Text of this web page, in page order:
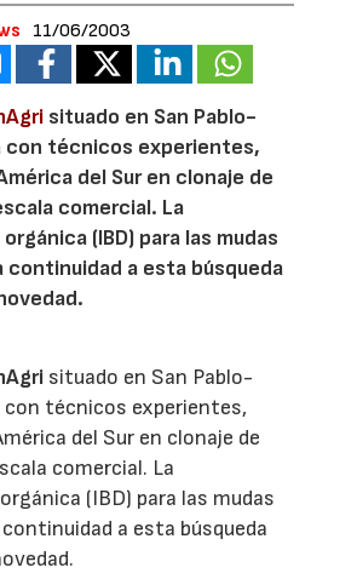
11/06/2003
situado en San Pablo-
con técnicos experientes,
del Sur en clonaje de
comercial. La
(IBD) para las mudas
continuidad a esta búsqueda
situado en San Pablo-
con técnicos experientes,
del Sur en clonaje de
comercial. La
(IBD) para las mudas
a esta búsqueda